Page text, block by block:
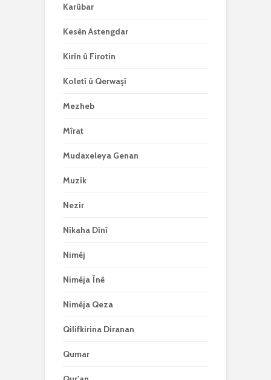
Karûbar
Kesên Astengdar
Kirîn û Firotin
Koletî û Qerwaşî
Mezheb
Mîrat
Mudaxeleya Genan
Muzîk
Nezir
Nîkaha Dînî
Nimêj
Nimêja Înê
Nimêja Qeza
Qilifkirina Diranan
Qumar